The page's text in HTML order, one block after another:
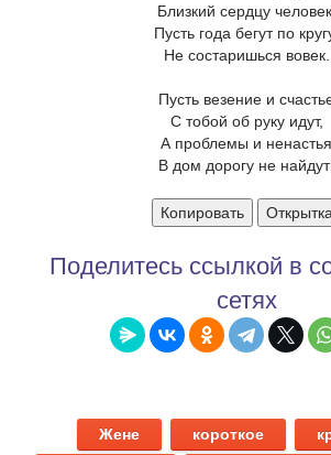
Близкий сердцу человек,
Пусть года бегут по
Не состаришься вовек.
Пусть везение и
С тобой об руку идут,
А проблемы и ненастья
В дом дорогу не
Копировать Открытка
Поделитесь ссылкой в
сетях
Жене короткое